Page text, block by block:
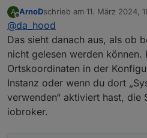
A
Offline
ArnoDschrieb am 11. März 2024,
zuletzt editiert von ArnoD
@da_hood
Das sieht danach aus, als ob
nicht gelesen werden können.
Ortskoordinaten in der
Instanz oder wenn du dort
verwenden“ aktiviert hast, die
iobroker.